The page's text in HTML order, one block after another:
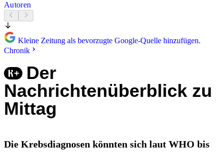
Autoren
Kleine Zeitung als bevorzugte Google-Quelle hinzufügen.
Chronik
Der
Nachrichtenüberblick zu
Mittag
Die Krebsdiagnosen könnten sich laut WHO bis